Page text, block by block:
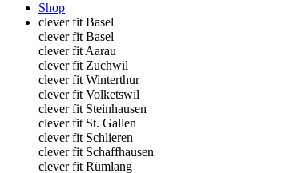
Shop
clever fit Basel
clever fit Basel
clever fit Aarau
clever fit Zuchwil
clever fit Winterthur
clever fit Volketswil
clever fit Steinhausen
clever fit St. Gallen
clever fit Schlieren
clever fit Schaffhausen
clever fit Rümlang